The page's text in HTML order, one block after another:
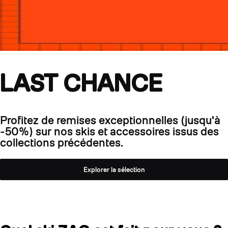
LAST CHANCE
Profitez de remises exceptionnelles (jusqu'à
-50%) sur nos skis et accessoires issus des
collections précédentes.
Explorer la sélection